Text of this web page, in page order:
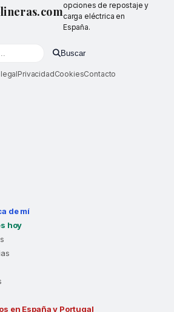
opciones de repostaje y
carga eléctrica en
España.
localidad o provincia
Buscar
PrivacidadCookiesContacto
de mí
hoy
en España y Portugal